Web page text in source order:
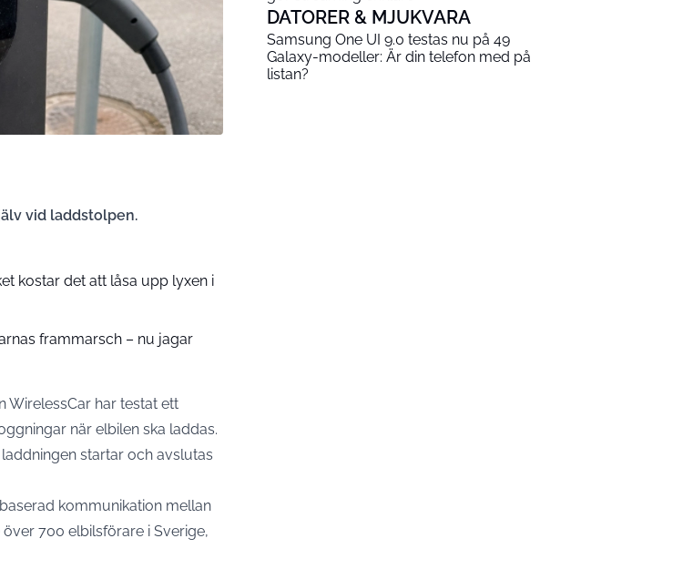
vid laddstolpen.
kostar det att låsa upp lyxen i
frammarsch – nu jagar
WirelessCar har testat ett
när elbilen ska laddas.
startar och avslutas
kommunikation mellan
över 700 elbilsförare i Sverige,
DATORER & MJUKVARA
Samsung One UI 9.0 testas nu på 49
Galaxy-modeller: Är din telefon med på
listan?